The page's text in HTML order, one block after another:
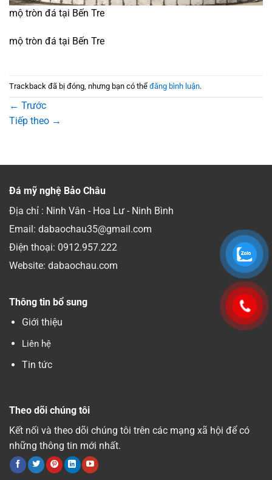
mộ tròn đá tại Bến Tre
mộ tròn đá tại Bến Tre
Trackback đã bị đóng, nhưng bạn có thể đăng bình luận.
← Trước
Tiếp theo →
Đá mỹ nghệ Bảo Châu
Địa chỉ : Ninh Vân - Hoa Lư - Ninh Bình
Email: dabaochau35@gmail.com
Điện thoại: 0912.957.222
Website: dabaochau.com
Thông tin bổ sung
Giới thiệu
Liên hệ
Tin tức
Theo dõi chúng tôi
Kết nối và theo dõi chúng tôi trên các mạng xã hội để có
những thông tin mới nhất.